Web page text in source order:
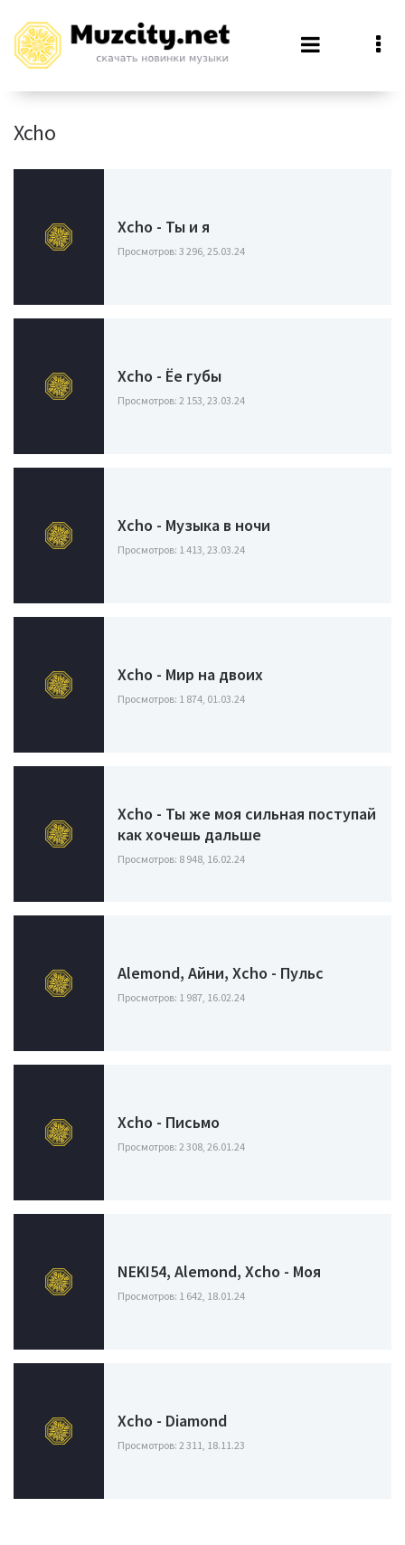
Xcho
Xcho - Ты и я
Просмотров: 3 296, 25.03.24
Xcho - Ёе губы
Просмотров: 2 153, 23.03.24
Xcho - Музыка в ночи
Просмотров: 1 413, 23.03.24
Xcho - Мир на двоих
Просмотров: 1 874, 01.03.24
Xcho - Ты же моя сильная поступай
как хочешь дальше
Просмотров: 8 948, 16.02.24
Alemond, Айни, Xcho - Пульс
Просмотров: 1 987, 16.02.24
Xcho - Письмо
Просмотров: 2 308, 26.01.24
NEKI54, Alemond, Xcho - Моя
Просмотров: 1 642, 18.01.24
Xcho - Diamond
Просмотров: 2 311, 18.11.23